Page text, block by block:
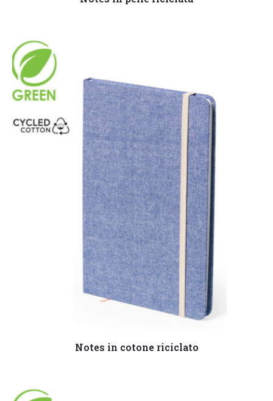
Leggi tutto
Notes in cotone riciclato